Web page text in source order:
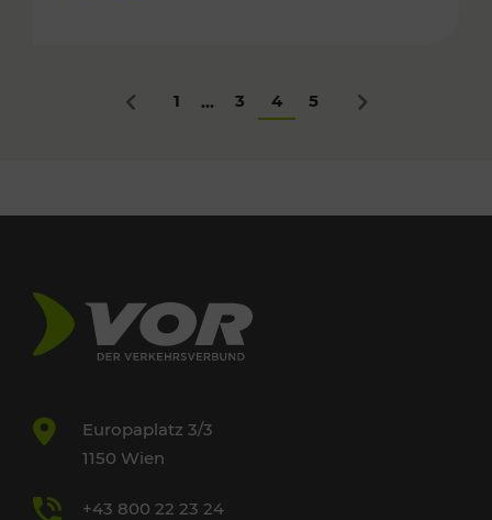
Zurück
1 ... 3 4 5 Nächstes
Europaplatz 3/3
1150 Wien
+43 800 22 23 24